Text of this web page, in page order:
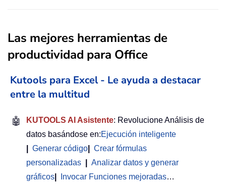
Las mejores herramientas de
productividad para Office
Kutools para Excel - Le ayuda a destacar
entre la multitud
🤖 KUTOOLS AI Asistente: Revolucione Análisis de
datos basándose en:Ejecución inteligente
Generar código
Crear fórmulas
personalizadas
Analizar datos y generar
gráficos
Invocar Funciones mejoradas…